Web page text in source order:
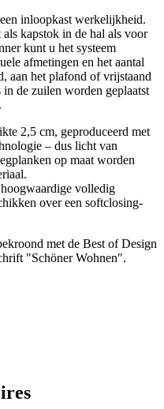
inloopkast werkelijkheid.
kapstok in de hal als voor
kunt u het systeem
afmetingen en het aantal
aan het plafond of vrijstaand
de zuilen worden geplaatst
2,5 cm, geproduceerd met
– dus licht van
op maat worden
volledig
over een softclosing-
met de Best of Design
"Schöner Wohnen".